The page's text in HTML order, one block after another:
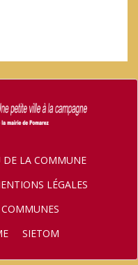
DE LA COMMUNE
LÉGALES
SIETOM